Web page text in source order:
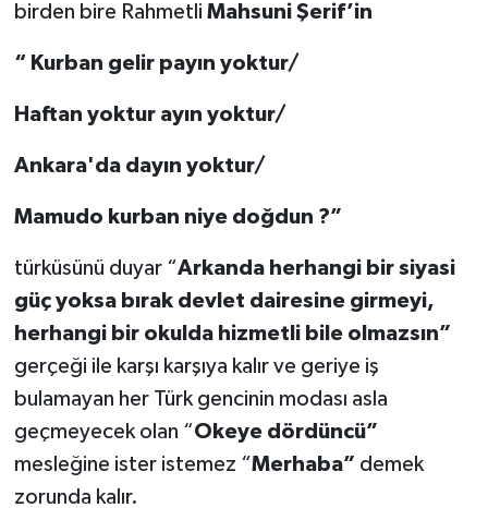
birden bire Rahmetli Mahsuni Şerif’in
“ Kurban gelir payın yoktur/
Haftan yoktur ayın yoktur/
Ankara'da dayın yoktur/
Mamudo kurban niye doğdun ?”
türküsünü duyar “Arkanda herhangi bir siyasi
güç yoksa bırak devlet dairesine girmeyi,
herhangi bir okulda hizmetli bile olmazsın”
gerçeği ile karşı karşıya kalır ve geriye iş
bulamayan her Türk gencinin modası asla
geçmeyecek olan “Okeye dördüncü”
mesleğine ister istemez “Merhaba” demek
zorunda kalır.